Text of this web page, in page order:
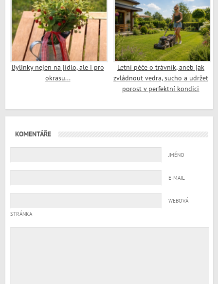
Bylinky nejen na jídlo, ale i pro
okrasu...
Letní péče o trávník, aneb jak
zvládnout vedra, sucho a udržet
porost v perfektní kondici
KOMENTÁŘE
JMÉNO
E-MAIL
WEBOVÁ
STRÁNKA